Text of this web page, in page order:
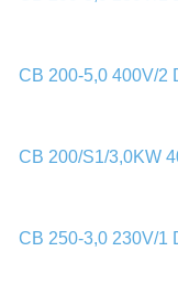
CB 200-5,0 400V/2
CB 200/S1/3,0KW
CB 250-3,0 230V/1